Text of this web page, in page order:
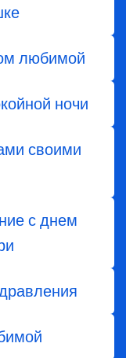
любимой
ночи
своими
с днем